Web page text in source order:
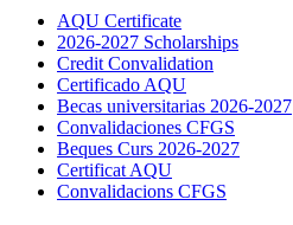
AQU Certificate
2026-2027 Scholarships
Credit Convalidation
Certificado AQU
Becas universitarias 2026-2027
Convalidaciones CFGS
Beques Curs 2026-2027
Certificat AQU
Convalidacions CFGS